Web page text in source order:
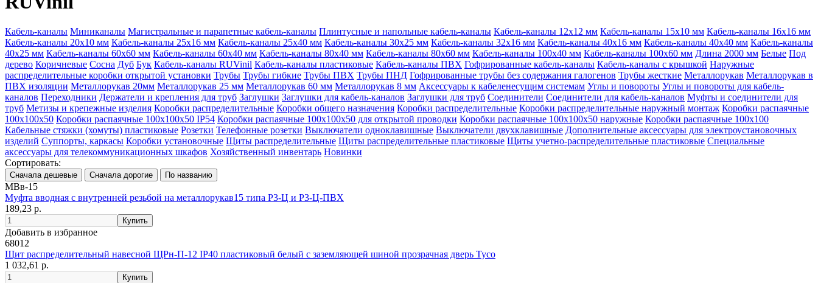
Кабель-каналы Миниканалы Магистральные и парапетные кабель-каналы Плинтусные и напольные кабель-каналы Кабель-каналы 12х12 мм Кабель-каналы 15х10 мм Кабель-каналы 16х16 мм
Кабель-каналы 20х10 мм Кабель-каналы 25х16 мм Кабель-каналы 25х40 мм Кабель-каналы 30х25 мм Кабель-каналы 32х16 мм Кабель-каналы 40х16 мм Кабель-каналы 40х40 мм Кабель-каналы
40х25 мм Кабель-каналы 60х60 мм Кабель-каналы 60х40 мм Кабель-каналы 80х40 мм Кабель-каналы 80х60 мм Кабель-каналы 100х40 мм Кабель-каналы 100х60 мм Длина 2000 мм Белые Под
дерево Коричневые Сосна Дуб Бук Кабель-каналы RUVinil Кабель-каналы пластиковые Кабель-каналы ПВХ Гофрированные кабель-каналы Кабель-каналы с крышкой Наружные
распределительные коробки открытой установки Трубы Трубы гибкие Трубы ПВХ Трубы ПНД Гофрированные трубы без содержания галогенов Трубы жесткие Металлорукав Металлорукав в
ПВХ изоляции Металлорукав 20мм Металлорукав 25 мм Металлорукав 60 мм Металлорукав 8 мм Аксессуары к кабеленесущим системам Углы и повороты Углы и повороты для кабель-
каналов Переходники Держатели и крепления для труб Заглушки Заглушки для кабель-каналов Заглушки для труб Соединители Соединители для кабель-каналов Муфты и соединители для
труб Метизы и крепежные изделия Коробки распределительные Коробки общего назначения Коробки распределительные Коробки распределительные наружный монтаж Коробки распаячные
100х100х50 Коробки распаячные 100х100х50 IP54 Коробки распаячные 100х100х50 для открытой проводки Коробки распаячные 100х100х50 наружные Коробки распаячные 100х100
Кабельные стяжки (хомуты) пластиковые Розетки Телефонные розетки Выключатели одноклавишные Выключатели двухклавишные Дополнительные аксессуары для электроустановочных
изделий Суппорты, каркасы Коробки установочные Щиты распределительные Щиты распределительные пластиковые Щиты учетно-распределительные пластиковые Специальные
аксессуары для телекоммуникационных шкафов Хозяйственный инвентарь Новинки
Сортировать:
МВв-15
Муфта вводная с внутренней резьбой на металлорукав15 типа Р3-Ц и Р3-Ц-ПВХ
189,23 р.
Добавить в избранное
68012
Щит распределительный навесной ЩРн-П-12 IP40 пластиковый белый с заземляющей шиной прозрачная дверь Тусо
1 032,61 р.